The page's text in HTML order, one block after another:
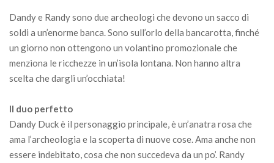
Dandy e Randy sono due archeologi che devono un sacco di
soldi a un’enorme banca. Sono sull’orlo della bancarotta, finché
un giorno non ottengono un volantino promozionale che
menziona le ricchezze in un’isola lontana. Non hanno altra
scelta che dargli un’occhiata!
Il duo perfetto
Dandy Duck è il personaggio principale, è un’anatra rosa che
ama l’archeologia e la scoperta di nuove cose. Ama anche non
essere indebitato, cosa che non succedeva da un po’. Randy